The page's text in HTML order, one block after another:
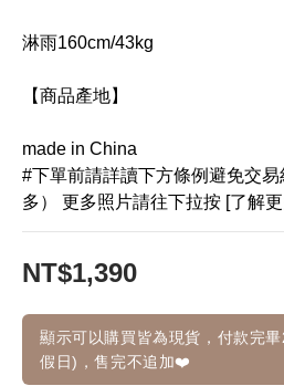
淋雨160cm/43kg
【商品產地】
made in China
#下單前請詳讀下方條例避免交
多） 更多照片請往下拉按 [了解更
NT$1,390
顯示可以購買皆為現貨，付款完
假日)，售完不追加❤️